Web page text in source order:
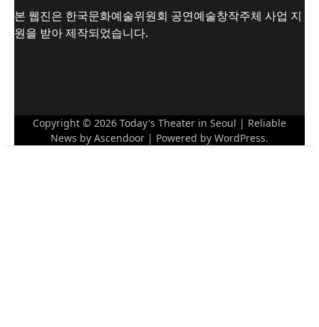
본 웹진은 한국문화예술위원회 공연예술창작주체 사업 지
원을 받아 제작되었습니다.
Copyright © 2026 Today's Theater in Seoul | Reliable
News by Ascendoor | Powered by WordPress.